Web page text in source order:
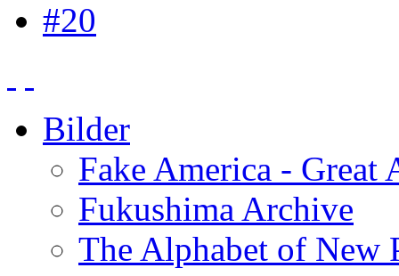
#20
Bilder
Fake America - Great
Fukushima Archive
The Alphabet of New